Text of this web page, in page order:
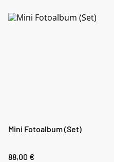
Mini Fotoalbum (Set)
88,00 €